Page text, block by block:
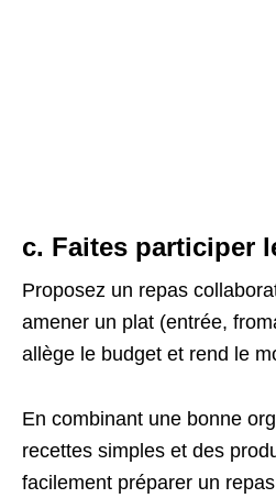
c. Faites participer
Proposez un repas
amener un plat (entrée,
allège le budget et rend le
En combinant une bonne
recettes simples et des
facilement préparer un